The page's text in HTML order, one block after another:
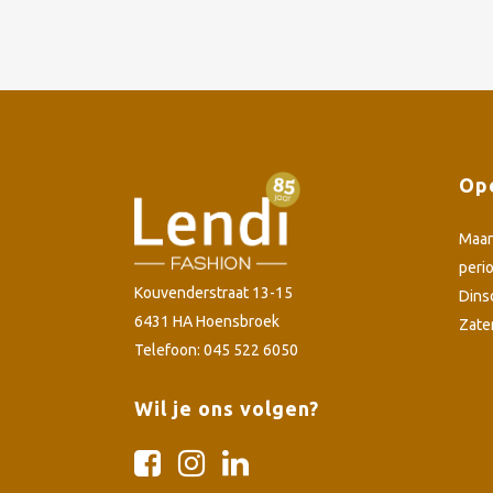
Kouvenderstraat 13-15
6431 HA Hoensbroek
Telefoon: 045 522 6050
Wil je ons volgen?